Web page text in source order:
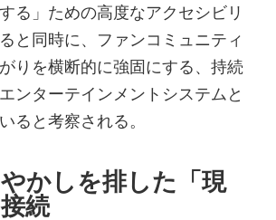
る」ための高度なアクセシビリ
と同時に、ファンコミュニティ
りを横断的に強固にする、持続
ンターテインメントシステムと
ると考察される。
かしを排した「現
続